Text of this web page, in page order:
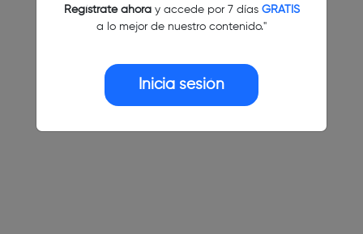
Regístrate ahoray accede por 7 días GRATIS
a lo mejor de nuestro contenido."
Inicia sesión